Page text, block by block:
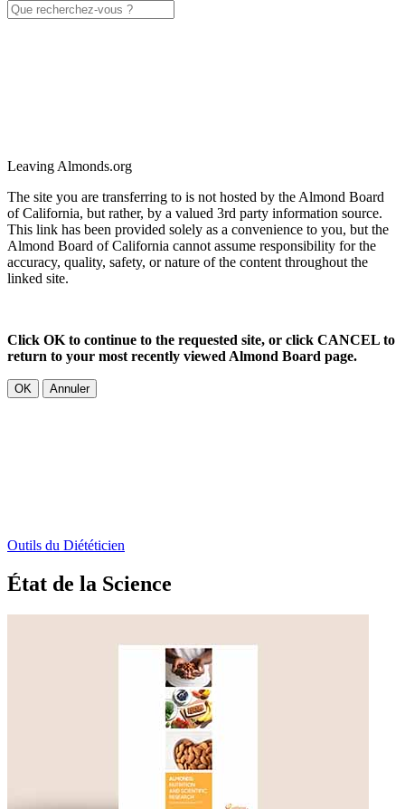
Leaving Almonds.org
The site you are transferring to is not hosted by the Almond Board
of California, but rather, by a valued 3rd party information source.
This link has been provided solely as a convenience to you, but the
Almond Board of California cannot assume responsibility for the
accuracy, quality, safety, or nature of the content throughout the
linked site.
Click OK to continue to the requested site, or click CANCEL to
return to your most recently viewed Almond Board page.
OK Annuler
Outils du Diététicien
État de la Science